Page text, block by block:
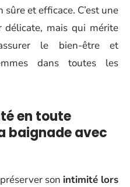
et efficace. C’est une
mais qui mérite
le bien-être et
dans toutes les
en toute
baignade avec
son intimité lors